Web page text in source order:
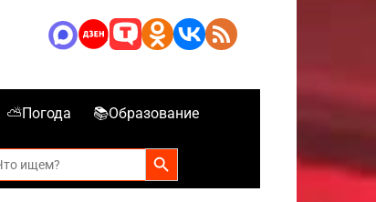
⛅Погода 📚Образование
Search Button